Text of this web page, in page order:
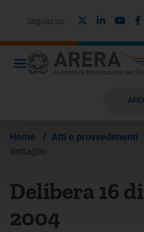
Seguici su: Linkedin
Home / Atti e provvedimenti
dettaglio
Delibera 16
2004